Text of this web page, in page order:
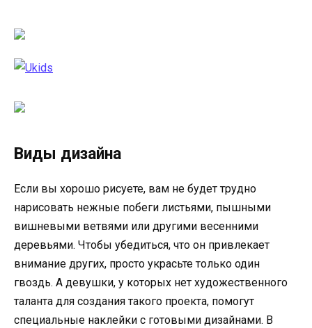
Виды дизайна
Если вы хорошо рисуете, вам не будет трудно
нарисовать нежные побеги листьями, пышными
вишневыми ветвями или другими весенними
деревьями. Чтобы убедиться, что он привлекает
внимание других, просто украсьте только один
гвоздь. А девушки, у которых нет художественного
таланта для создания такого проекта, помогут
специальные наклейки с готовыми дизайнами. В